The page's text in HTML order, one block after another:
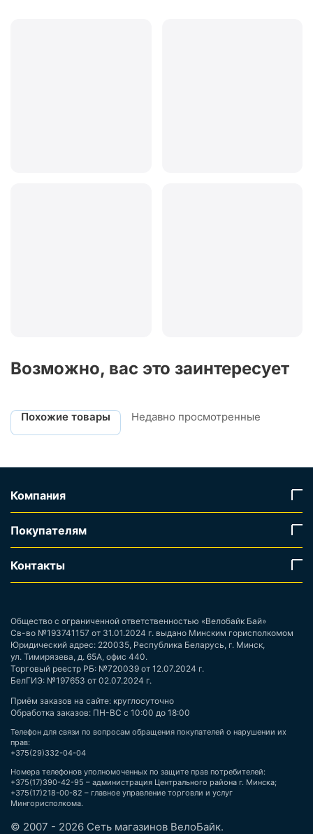
Возможно, вас это заинтересует
Похожие товары Недавно просмотренные
Компания
Покупателям
Контакты
Общество с ограниченной ответственностью «Велобайк Бай»
Св-во №193741157 от 31.01.2024 г. выдано Минским горисполкомом
Юридический адрес: 220035, Республика Беларусь, г. Минск,
ул. Тимирязева, д. 65А, офис 440.
Торговый реестр РБ: №720039 от 12.07.2024 г.
БелГИЭ: №197653 от 02.07.2024 г.
Приём заказов на сайте: круглосуточно
Обработка заказов: ПН-ВС с 10:00 до 18:00
Телефон для связи по вопросам обращения покупателей о нарушении их
прав:
+375(29)332-04-04
Номера телефонов уполномоченных по защите прав потребителей:
+375(17)390-42-95 – администрация Центрального района г. Минска;
+375(17)218-00-82 – главное управление торговли и услуг
Мингорисполкома.
© 2007 - 2026 Сеть магазинов ВелоБайк.